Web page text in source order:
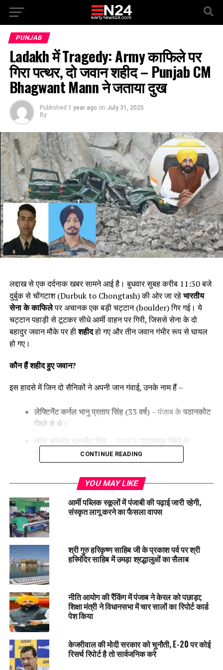
PUNJAB
Ladakh में Tragedy: Army काफिले पर
गिरा पत्थर, दो जवान शहीद – Punjab CM
Bhagwant Mann ने जताया दुख
Published 1 year ago on July 31, 2025
By
लद्दाख से एक दर्दनाक खबर सामने आई है। बुधवार सुबह करीब 11:30 बजे
दुर्बुक से चोंगटाश (Durbuk to Chongtash) की ओर जा रहेभारतीय
सेना के काफिलेपर अचानक एक बड़ी चट्टान (boulder) गिर गई। ये
चट्टान पहाड़ी से टूटकर सीधे आर्मी वाहन पर गिरी, जिससे सेना के दो
बहादुर जवान मौके पर हीशहीदहो गए और तीन जवान गंभीर रूप से घायल
हो गए।
कौन हैं शहीद हुए जवान?
इस हादसे में जिन दो सैनिकों ने अपनी जान गंवाई, उनके नाम हैं –
लेफ्टिनेंट कर्नल भानु प्रताप सिंह (33वर्ष)– पंजाब केपठानकोट
जिले से थे।
के रहने वाले थे।
पसरा हुआ है।
कौन-कौन हुए घायल
?
इस हादसे में तीन और सैनिक घायल हुए –
मेजर मयंक शुभम
मेजर अमित दीक्षित
कैप्टन गौरव
घायल जवानों को तुरंतलेह आर्मी हॉस्पिटलमें शिफ्ट किया गया, जहां उनका
इलाज चल रहा है।
पंजाब के मुख्यमंत्री ने जताया दुख
पंजाब के मुख्यमंत्री भगवंत मान
CONTINUE READING
YOU MAY LIKE
आर्मी पब्लिक स्कूलों में पंजाबी की पढ़ाई जारी रहेगी,
संस्कृत लागू करने का फैसला वापस
श्री गुरु हरिकृष्ण साहिब जी के प्रकाश पर्व पर श्री
हरिमंदिर साहिब में उमड़ा श्रद्धालुओं का सैलाब
नीति आयोग की रैंकिंग में पंजाब ने केरल को पछाड़ा;
शिक्षा मंत्री ने विधानसभा में चार सालों का रिपोर्ट कार्ड
पेश किया
केजरीवाल की मोदी सरकार को चुनौती, E-20 पर कोई
रिसर्च रिपोर्ट है तो सार्वजनिक करे